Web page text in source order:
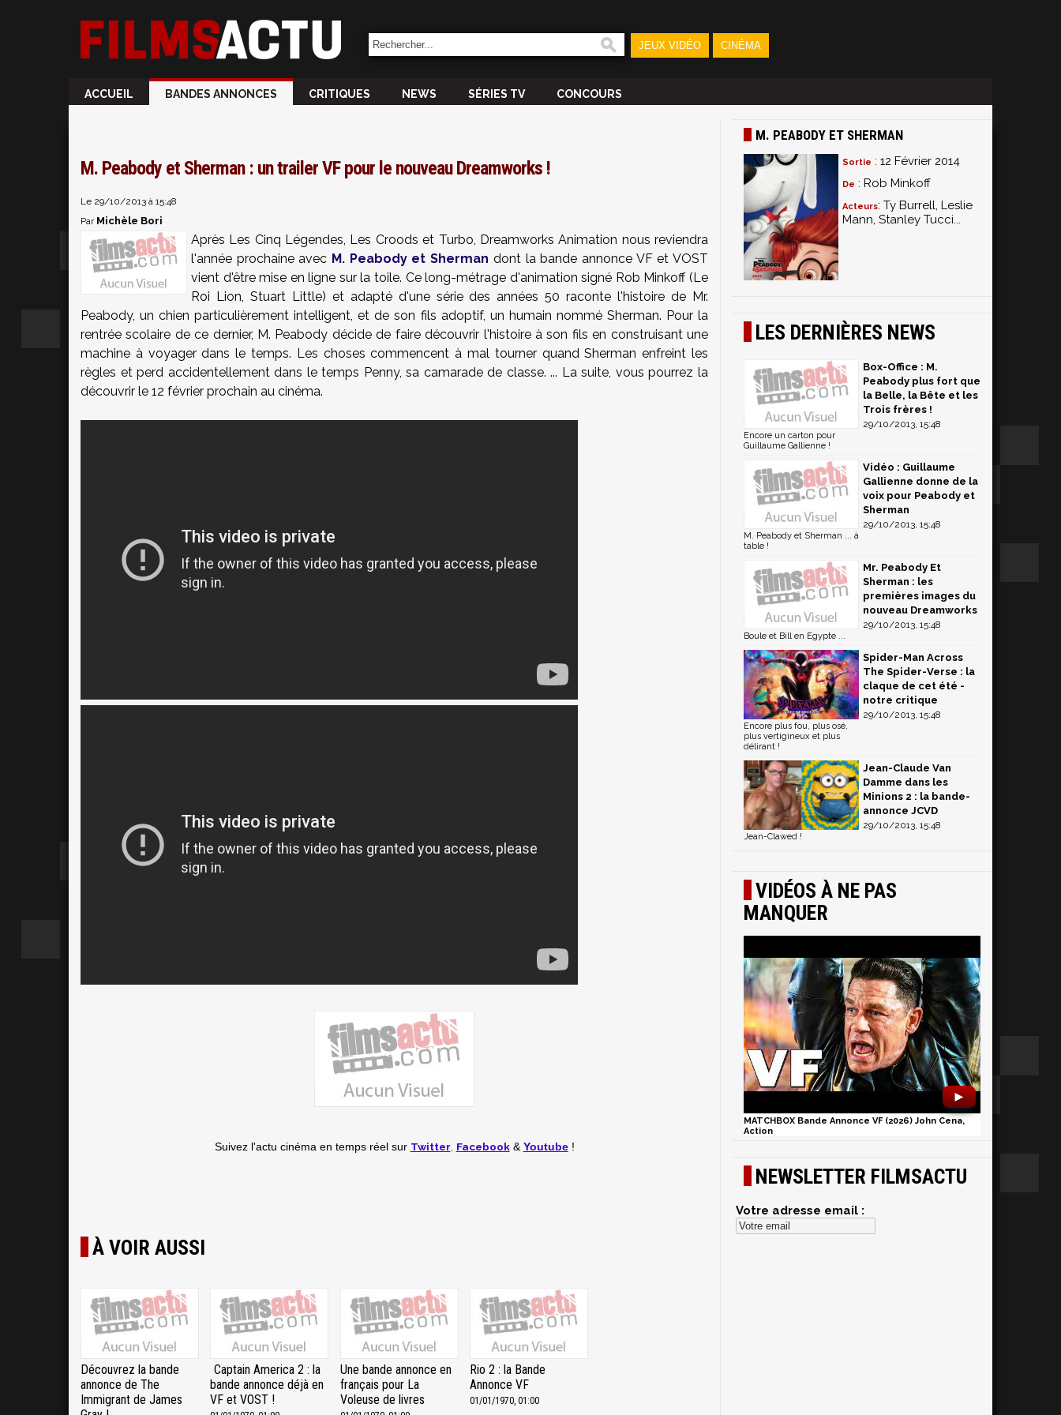
JEUX VIDÉO CINÉMA
ACCUEIL BANDES ANNONCES CRITIQUES NEWS SÉRIES TV CONCOURS
M. Peabody et Sherman : un trailer VF pour le nouveau Dreamworks !
Le 29/10/2013 à 15:48
Par Michèle Bori
Après Les Cinq Légendes, Les Croods et Turbo, Dreamworks Animation nous reviendra
l'année prochaine avec M. Peabody et Sherman dont la bande annonce VF et VOST
vient d'être mise en ligne sur la toile. Ce long-métrage d'animation signé Rob Minkoff (Le
Roi Lion, Stuart Little) et adapté d'une série des années 50 raconte l'histoire de Mr.
Peabody, un chien particulièrement intelligent, et de son fils adoptif, un humain nommé Sherman. Pour la
rentrée scolaire de ce dernier, M. Peabody décide de faire découvrir l'histoire à son fils en construisant une
machine à voyager dans le temps. Les choses commencent à mal tourner quand Sherman enfreint les
règles et perd accidentellement dans le temps Penny, sa camarade de classe. ... La suite, vous pourrez la
découvrir le 12 février prochain au cinéma.
Suivez l'actu cinéma en temps réel sur Twitter Facebook& Youtube!
À VOIR AUSSI
Découvrez la bande
annonce de The
Immigrant de James
Captain America 2 : la
bande annonce déjà en
VF et VOST !
Une bande annonce en
français pour La
Voleuse de livres
Rio 2 : la Bande
Annonce VF
01/01/1970, 01:00
M. PEABODY ET SHERMAN
Sortie : 12 Février 2014
De : Rob Minkoff
Acteurs: Ty Burrell, Leslie
Mann, Stanley Tucci...
LES DERNIÈRES NEWS
Box-Office : M.
Peabody plus fort que
la Belle, la Bête et les
Trois frères !
29/10/2013, 15:48
Encore un carton pour
Guillaume Gallienne !
Vidéo : Guillaume
Gallienne donne de la
voix pour Peabody et
Sherman
29/10/2013, 15:48
M. Peabody et Sherman ... à
table !
Mr. Peabody Et
Sherman : les
premières images du
nouveau Dreamworks
29/10/2013, 15:48
Boule et Bill en Egypte ...
Spider-Man Across
The Spider-Verse : la
claque de cet été -
notre critique
29/10/2013, 15:48
Encore plus fou, plus osé,
plus vertigineux et plus
délirant !
Jean-Claude Van
Damme dans les
Minions 2 : la bande-
annonce JCVD
29/10/2013, 15:48
Jean-Clawed !
VIDÉOS À NE PAS
MANQUER
►
MATCHBOX Bande Annonce VF (2026) John Cena,
Action
NEWSLETTER FILMSACTU
Votre adresse email :